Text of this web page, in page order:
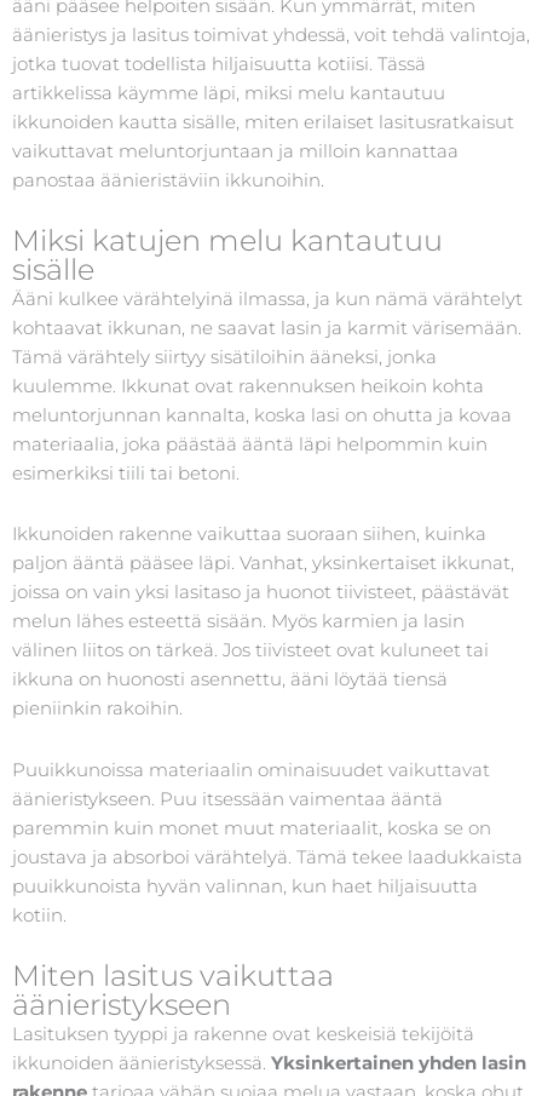
ääni pääsee helpoiten sisään. Kun ymmärrät, miten
äänieristys ja lasitus toimivat yhdessä, voit tehdä valintoja,
jotka tuovat todellista hiljaisuutta kotiisi. Tässä
artikkelissa käymme läpi, miksi melu kantautuu
ikkunoiden kautta sisälle, miten erilaiset lasitusratkaisut
vaikuttavat meluntorjuntaan ja milloin kannattaa
panostaa äänieristäviin ikkunoihin.
Miksi katujen melu kantautuu
sisälle
Ääni kulkee värähtelyinä ilmassa, ja kun nämä värähtelyt
kohtaavat ikkunan, ne saavat lasin ja karmit värisemään.
Tämä värähtely siirtyy sisätiloihin ääneksi, jonka
kuulemme. Ikkunat ovat rakennuksen heikoin kohta
meluntorjunnan kannalta, koska lasi on ohutta ja kovaa
materiaalia, joka päästää ääntä läpi helpommin kuin
esimerkiksi tiili tai betoni.
Ikkunoiden rakenne vaikuttaa suoraan siihen, kuinka
paljon ääntä pääsee läpi. Vanhat, yksinkertaiset ikkunat,
joissa on vain yksi lasitaso ja huonot tiivisteet, päästävät
melun lähes esteettä sisään. Myös karmien ja lasin
välinen liitos on tärkeä. Jos tiivisteet ovat kuluneet tai
ikkuna on huonosti asennettu, ääni löytää tiensä
pieniinkin rakoihin.
Puuikkunoissa materiaalin ominaisuudet vaikuttavat
äänieristykseen. Puu itsessään vaimentaa ääntä
paremmin kuin monet muut materiaalit, koska se on
joustava ja absorboi värähtelyä. Tämä tekee laadukkaista
puuikkunoista hyvän valinnan, kun haet hiljaisuutta
kotiin.
Miten lasitus vaikuttaa
äänieristykseen
Lasituksen tyyppi ja rakenne ovat keskeisiä tekijöitä
ikkunoiden äänieristyksessä. Yksinkertainen yhden lasin